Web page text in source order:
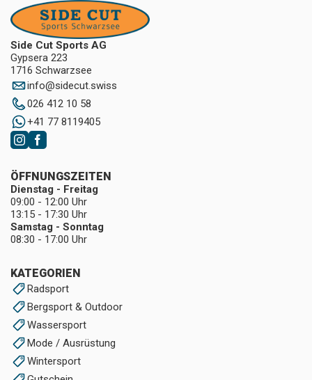
Side Cut Sports AG
Gypsera 223
1716 Schwarzsee
info@sidecut.swiss
026 412 10 58
+41 77 8119405
KATEGORIEN
Radsport
Bergsport & Outdoor
Wassersport
Mode / Ausrüstung
Wintersport
ÖFFNUNGSZEITEN
Dienstag - Freitag
09:00 - 12:00 Uhr
13:15 - 17:30 Uhr
Samstag - Sonntag
08:30 - 17:00 Uhr